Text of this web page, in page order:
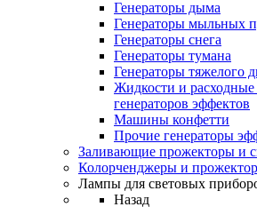
Генераторы дыма
Генераторы мыльных
Генераторы снега
Генераторы тумана
Генераторы тяжелого
Жидкости и
генераторов эффектов
Машины конфетти
Прочие генераторы
Заливающие прожекторы и
Колорченджеры и
Лампы для световых
Назад